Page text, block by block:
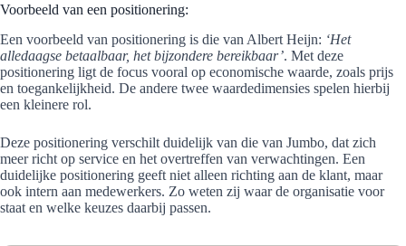
Voorbeeld van een positionering:
Een voorbeeld van positionering is die van Albert Heijn: ‘Het
alledaagse betaalbaar, het bijzondere bereikbaar’. Met deze
positionering ligt de focus vooral op economische waarde, zoals prijs
en toegankelijkheid. De andere twee waardedimensies spelen hierbij
een kleinere rol.
Deze positionering verschilt duidelijk van die van Jumbo, dat zich
meer richt op service en het overtreffen van verwachtingen. Een
duidelijke positionering geeft niet alleen richting aan de klant, maar
ook intern aan medewerkers. Zo weten zij waar de organisatie voor
staat en welke keuzes daarbij passen.